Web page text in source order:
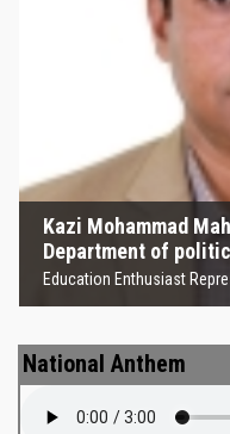
Kazi Mohammad
Department of
Education Enthusiast
Kazi
Rahma্‌n ,
of
Education
National Anthem